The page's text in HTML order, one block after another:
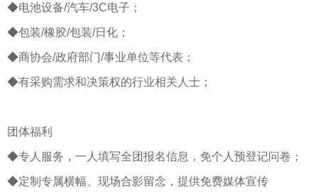
◆电池设备/汽车/3C电子；
◆包装/橡胶/包装/日化；
◆商协会/政府部门/事业单位等代表；
◆有采购需求和决策权的行业相关人士；
团体福利
◆专人服务，一人填写全团报名信息，免个人预登记问卷；
◆定制专属横幅、现场合影留念，提供免费媒体宣传